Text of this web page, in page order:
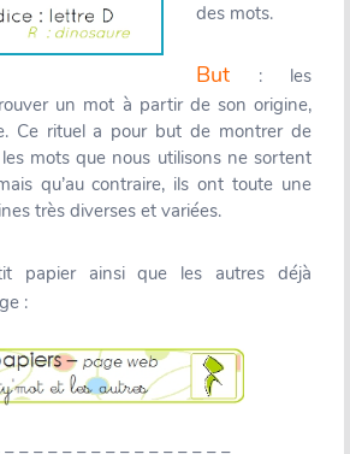
des mots.
But : les
un mot à partir de son origine,
Ce rituel a pour but de montrer de
mots que nous utilisons ne sortent
qu’au contraire, ils ont toute une
très diverses et variées.
papier ainsi que les autres déjà
: